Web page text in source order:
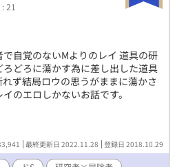
21
自覚のないMよりのレイ 道具の研
どろに蕩かす為に差し出した道具
ず結局ロウの思うがままに蕩かさ
のエロしかないお話です。
最終更新日 2022.11.28 登録日 2018.10.29